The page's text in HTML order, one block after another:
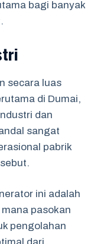
bagi banyak
secara luas
di Dumai,
dan
sangat
pabrik
ini adalah
pasokan
pengolahan